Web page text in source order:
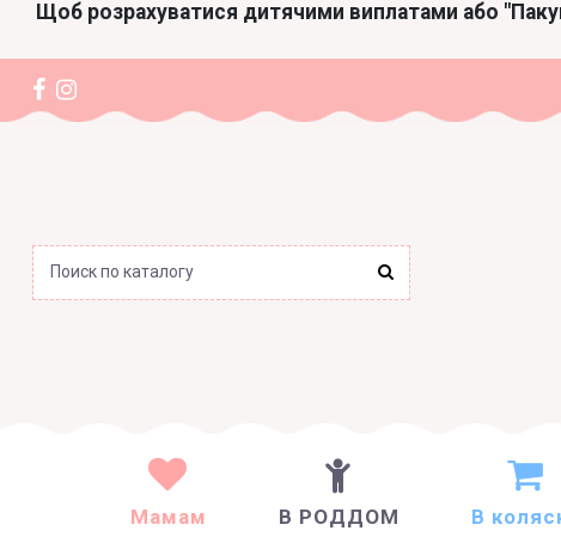
Щоб розрахуватися дитячими виплатами або
Мамам В РОДДОМ В